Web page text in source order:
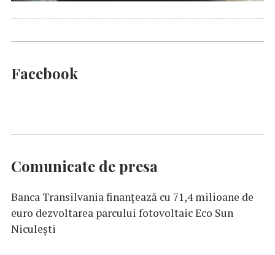
Facebook
Comunicate de presa
Banca Transilvania finanțează cu 71,4 milioane de
euro dezvoltarea parcului fotovoltaic Eco Sun
Niculești